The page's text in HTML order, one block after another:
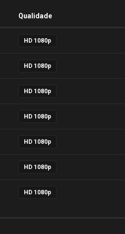
Qualidade
HD 1080p
HD 1080p
HD 1080p
HD 1080p
HD 1080p
HD 1080p
HD 1080p